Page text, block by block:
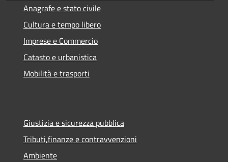
Anagrafe e stato civile
Cultura e tempo libero
Imprese e Commercio
Catasto e urbanistica
Mobilità e trasporti
Giustizia e sicurezza pubblica
Tributi,finanze e contravvenzioni
Ambiente